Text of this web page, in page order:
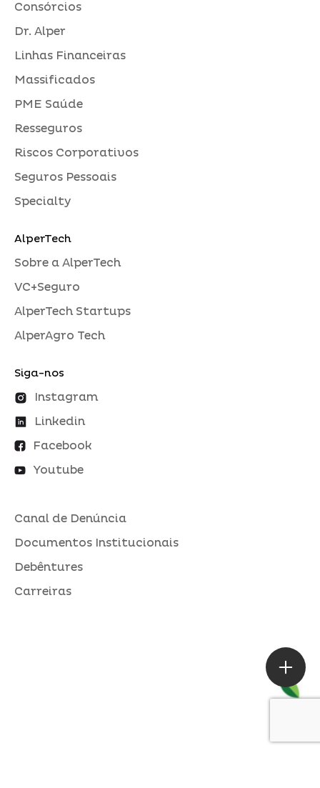
Consórcios
Dr. Alper
Linhas Financeiras
Massificados
PME Saúde
Resseguros
Riscos Corporativos
Seguros Pessoais
Specialty
AlperTech
Sobre a AlperTech
VC+Seguro
AlperTech Startups
AlperAgro Tech
Siga-nos
Instagram
Linkedin
Facebook
Youtube
Canal de Denúncia
Documentos Institucionais
Debêntures
Carreiras